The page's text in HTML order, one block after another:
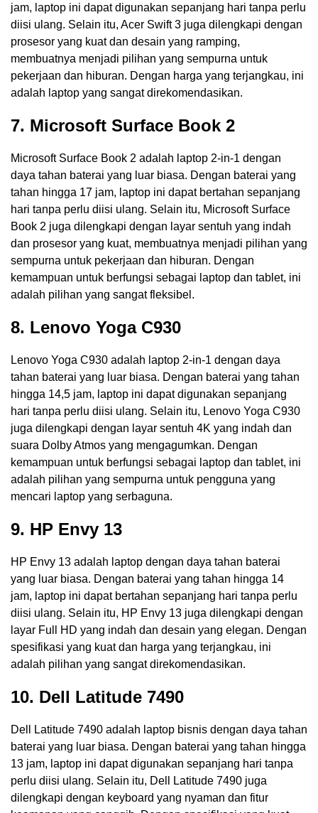
jam, laptop ini dapat digunakan sepanjang hari tanpa perlu
diisi ulang. Selain itu, Acer Swift 3 juga dilengkapi dengan
prosesor yang kuat dan desain yang ramping,
membuatnya menjadi pilihan yang sempurna untuk
pekerjaan dan hiburan. Dengan harga yang terjangkau, ini
adalah laptop yang sangat direkomendasikan.
7. Microsoft Surface Book 2
Microsoft Surface Book 2 adalah laptop 2-in-1 dengan
daya tahan baterai yang luar biasa. Dengan baterai yang
tahan hingga 17 jam, laptop ini dapat bertahan sepanjang
hari tanpa perlu diisi ulang. Selain itu, Microsoft Surface
Book 2 juga dilengkapi dengan layar sentuh yang indah
dan prosesor yang kuat, membuatnya menjadi pilihan yang
sempurna untuk pekerjaan dan hiburan. Dengan
kemampuan untuk berfungsi sebagai laptop dan tablet, ini
adalah pilihan yang sangat fleksibel.
8. Lenovo Yoga C930
Lenovo Yoga C930 adalah laptop 2-in-1 dengan daya
tahan baterai yang luar biasa. Dengan baterai yang tahan
hingga 14,5 jam, laptop ini dapat digunakan sepanjang
hari tanpa perlu diisi ulang. Selain itu, Lenovo Yoga C930
juga dilengkapi dengan layar sentuh 4K yang indah dan
suara Dolby Atmos yang mengagumkan. Dengan
kemampuan untuk berfungsi sebagai laptop dan tablet, ini
adalah pilihan yang sempurna untuk pengguna yang
mencari laptop yang serbaguna.
9. HP Envy 13
HP Envy 13 adalah laptop dengan daya tahan baterai
yang luar biasa. Dengan baterai yang tahan hingga 14
jam, laptop ini dapat bertahan sepanjang hari tanpa perlu
diisi ulang. Selain itu, HP Envy 13 juga dilengkapi dengan
layar Full HD yang indah dan desain yang elegan. Dengan
spesifikasi yang kuat dan harga yang terjangkau, ini
adalah pilihan yang sangat direkomendasikan.
10. Dell Latitude 7490
Dell Latitude 7490 adalah laptop bisnis dengan daya tahan
baterai yang luar biasa. Dengan baterai yang tahan hingga
13 jam, laptop ini dapat digunakan sepanjang hari tanpa
perlu diisi ulang. Selain itu, Dell Latitude 7490 juga
dilengkapi dengan keyboard yang nyaman dan fitur